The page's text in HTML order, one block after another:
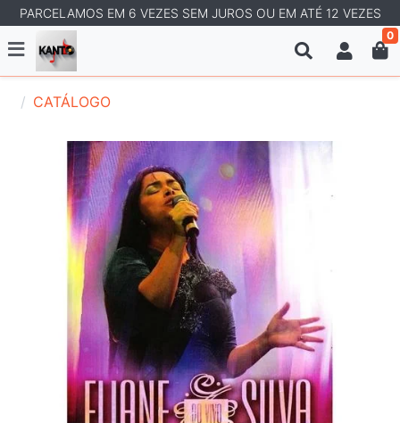
PARCELAMOS EM 6 VEZES SEM JUROS OU EM ATÉ 12 VEZES
0
CATÁLOGO